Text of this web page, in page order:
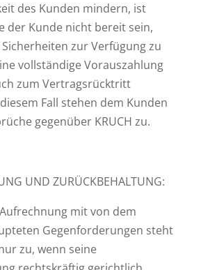
des Kunden mindern, ist
der Kunde nicht bereit sein,
zur Verfügung zu
vollständige Vorauszahlung
zum Vertragsrücktritt
Fall stehen dem Kunden
gegenüber KRUCH zu.
UND ZURÜCKBEHALTUNG:
mit von dem
Gegenforderungen steht
zu, wenn seine